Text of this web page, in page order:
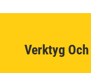
Verktyg